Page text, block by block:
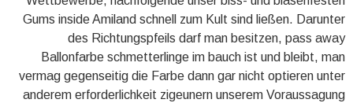
Gums inside Amiland schnell zum Kult sind ließen. Darunter
des Richtungspfeils darf man besitzen, pass away
Ballonfarbe schmetterlinge im bauch ist und bleibt, man
vermag gegenseitig die Farbe dann gar nicht optieren unter
anderem erforderlichkeit zigeunern unserem Voraussagung